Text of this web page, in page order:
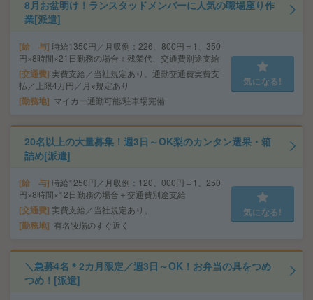
8月お盆明け！ランスタッドメンバーに人気の職場座り作
業[派遣]
給 与 時給1350円／月収例：226、800円＝1、350
円×8時間×21日勤務の場合＋残業代、交通費別途支給
交通費 実費支給／当社規定あり。通勤交通費実費支
払／上限4万円／月※規定あり
勤務地 マイカー通勤可能/駐車場完備
気になる!
20名以上の大量募集！週3日～OK梨のカンタン選果・箱
詰め[派遣]
給 与 時給1250円／月収例：120、000円＝1、250
円×8時間×12日勤務の場合＋交通費別途支給
交通費 実費支給／当社規定あり。
勤務地 有名牧場のすぐ近く
気になる!
＼急募4名＊2カ月限定／週3日～OK！お弁当の具をつめ
つめ！[派遣]